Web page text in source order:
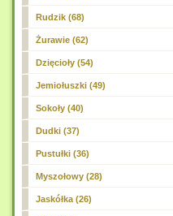
Rudzik (68)
Żurawie (62)
Dzięcioły (54)
Jemiołuszki (49)
Sokoły (40)
Dudki (37)
Pustułki (36)
Myszołowy (28)
Jaskółka (26)